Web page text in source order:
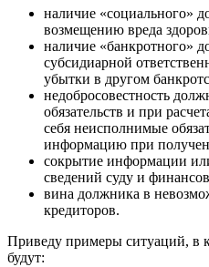
наличие «социального»
возмещению вреда
наличие «банкротного»
субсидиарной
убытки в другом
недобросовестность
обязательств и при
себя неисполнимые
информацию при
сокрытие информации
сведений суду и
вина должника в
кредиторов.
Приведу примеры ситуаций, в
будут: